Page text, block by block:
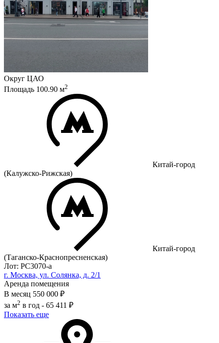
Округ ЦАО
Площадь 100.90 м2
Китай-город
(Калужско-Рижская)
Китай-город
(Таганско-Краснопресненская)
Лот: РС3070-a
г. Москва, ул. Солянка, д. 2/1
Аренда помещения
В месяц 550 000 ₽
за м2 в год - 65 411 ₽
Показать еще